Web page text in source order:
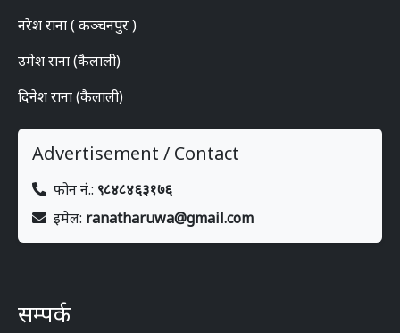
नरेश राना ( कञ्चनपुर )
उमेश राना (कैलाली)
दिनेश राना (कैलाली)
Advertisement / Contact
फोन नं.: ९८४८४६३१७६
इमेल: ranatharuwa@gmail.com
सम्पर्क